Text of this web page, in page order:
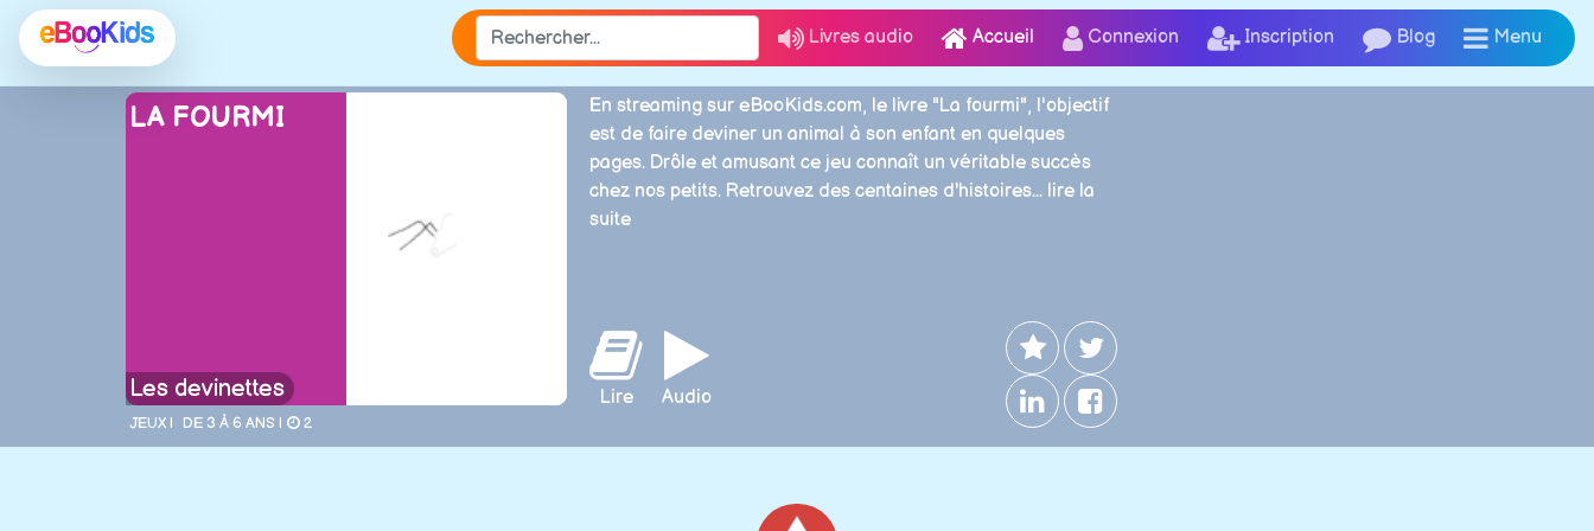
Livres audio Accueil Connexion Inscription Blog Menu
LA FOURMI
Les devinettes
JEUX | DE 3 À 6 ANS | 2
En streaming sur eBooKids.com, le livre "La fourmi", l'objectif
est de faire deviner un animal à son enfant en quelques
pages. Drôle et amusant ce jeu connaît un véritable succès
chez nos petits. Retrouvez des centaines d'histoires... lire la
suite
Lire Audio